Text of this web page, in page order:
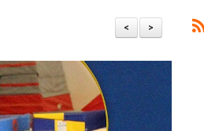
>
<